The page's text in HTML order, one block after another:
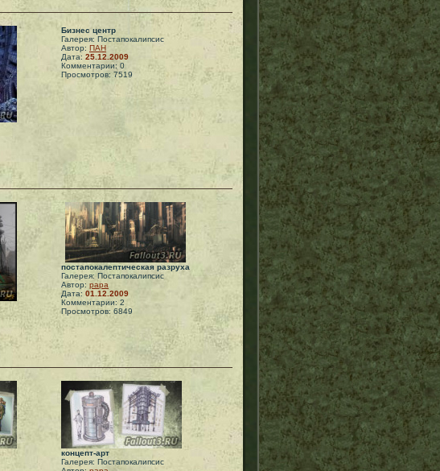
Бизнес центр
Галерея: Постапокалипсис
Автор: ПАН
Дата: 25.12.2009
Комментарии: 0
Просмотров: 7519
постапокалептическая разруха
Галерея: Постапокалипсис
Автор: papa
Дата: 01.12.2009
Комментарии: 2
Просмотров: 6849
концепт-арт
Галерея: Постапокалипсис